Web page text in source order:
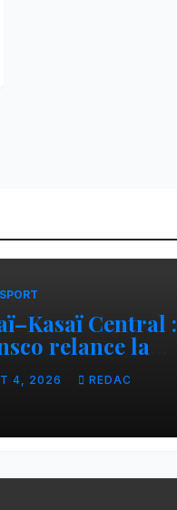
Central :
relance la
Tshikapa–
pour
les échanges
4, 2026 REDAC